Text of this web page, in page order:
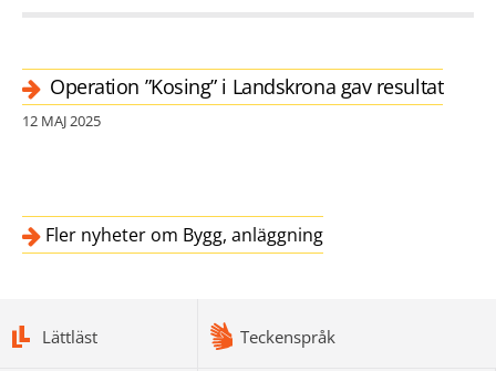
Operation ”Kosing” i Landskrona gav resultat
12 MAJ 2025
Fler nyheter om Bygg, anläggning
Lättläst Teckenspråk